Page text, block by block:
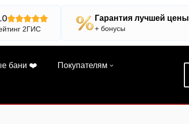
2ГИС
Гарантия лучшей цены
+ бонусы
бани ❤️ Покупателям